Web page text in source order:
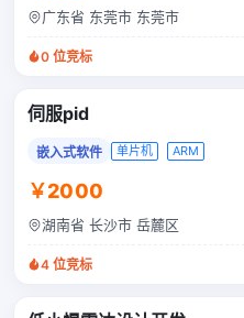
广东省 东莞市 东莞市
0 位竞标
伺服pid
嵌入式软件 单片机 ARM
￥2000
湖南省 长沙市 岳麓区
4 位竞标